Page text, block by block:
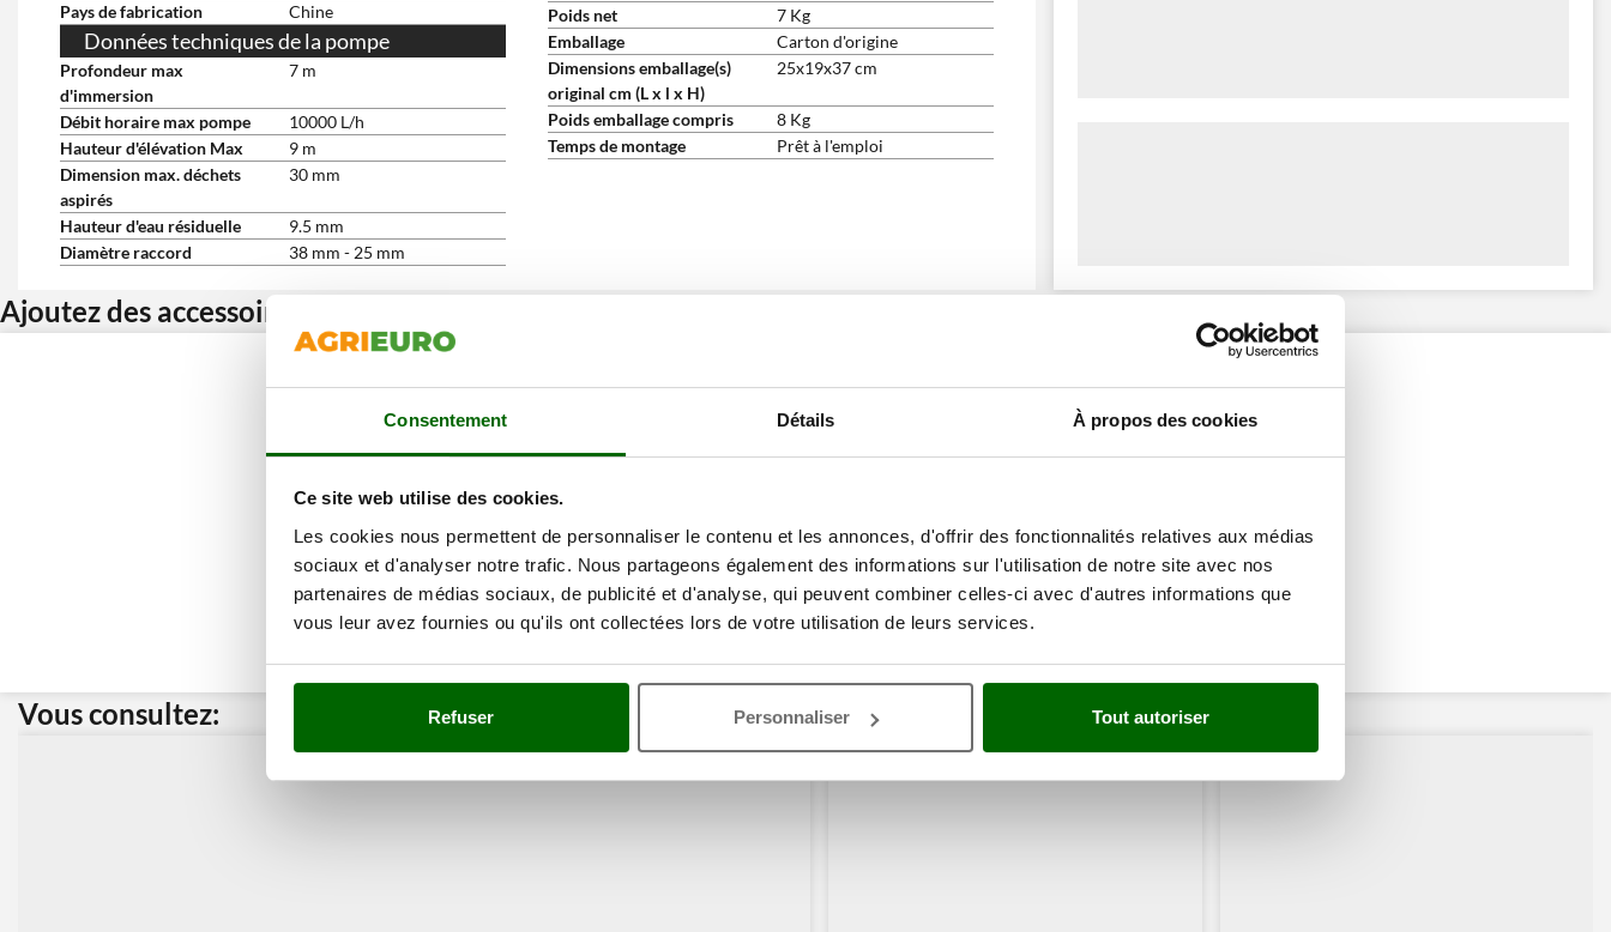
Consentement Détails À propos des cookies
Ce site web utilise des cookies.
Les cookies nous permettent de personnaliser le contenu et les annonces, d'offrir des fonctionnalités relatives aux médias
sociaux et d'analyser notre trafic. Nous partageons également des informations sur l'utilisation de notre site avec nos
partenaires de médias sociaux, de publicité et d'analyse, qui peuvent combiner celles-ci avec d'autres informations que
vous leur avez fournies ou qu'ils ont collectées lors de votre utilisation de leurs services.
Refuser Personnaliser Tout autoriser
Pays de fabrication
Chine
Données techniques de la pompe
Profondeur max
d'immersion
7 m
Débit horaire max pompe
10000 L/h
Hauteur d'élévation Max
9 m
Dimension max. déchets
aspirés
30 mm
Hauteur d'eau résiduelle
9.5 mm
Diamètre raccord
38 mm - 25 mm
Poids net
7 Kg
Emballage
Carton d'origine
Dimensions emballage(s)
original cm (L x l x H)
25x19x37 cm
Poids emballage compris
8 Kg
Temps de montage
Prêt à l'emploi
Ajoutez des accessoires et bénéficiez d’une remise
Vous consultez: Nos clients ont consulté également ces articles: